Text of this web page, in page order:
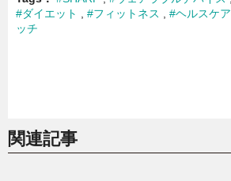
#ダイエット
#フィットネス #ヘルスケア
ッチ
関連記事